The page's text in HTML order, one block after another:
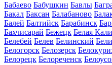
Бабаево Бабушкин Бавлы
Бакал Баксан Балабаново
Балей Балтийск Барабинск
Бахчисарай Бежецк Белая
Белебей Белев Белинский
Белогорск Белозерск
Белорецк Белореченск